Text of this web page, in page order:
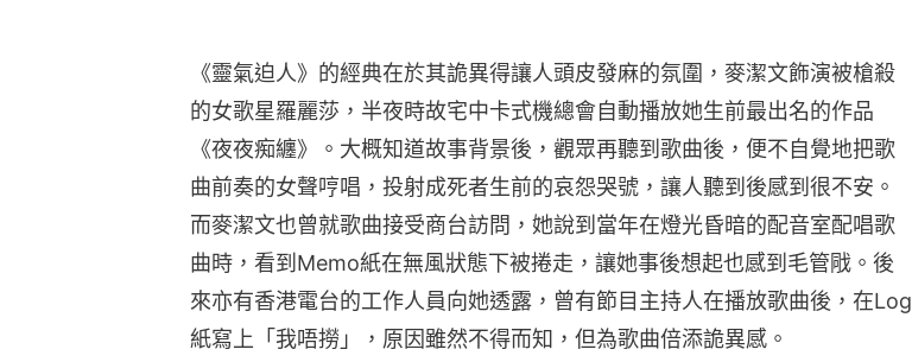
《靈氣迫人》的經典在於其詭異得讓人頭皮發麻的氛圍，麥潔文飾演被槍殺
的女歌星羅麗莎，半夜時故宅中卡式機總會自動播放她生前最出名的作品
《夜夜痴纏》。大概知道故事背景後，觀眾再聽到歌曲後，便不自覺地把歌
曲前奏的女聲哼唱，投射成死者生前的哀怨哭號，讓人聽到後感到很不安。
而麥潔文也曾就歌曲接受商台訪問，她說到當年在燈光昏暗的配音室配唱歌
曲時，看到Memo紙在無風狀態下被捲走，讓她事後想起也感到毛管戙。後
來亦有香港電台的工作人員向她透露，曾有節目主持人在播放歌曲後，在Log
紙寫上「我唔撈」，原因雖然不得而知，但為歌曲倍添詭異感。